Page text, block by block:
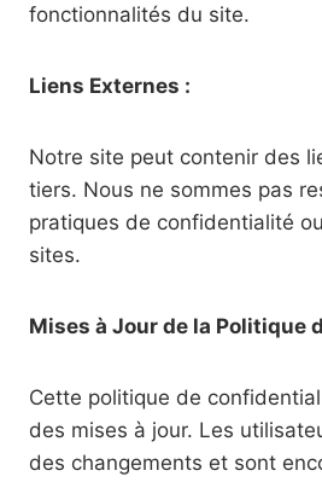
fonctionnalités du site.
Liens Externes :
Notre site peut contenir des
tiers. Nous ne sommes pas
pratiques de confidentialité
sites.
Mises à Jour de la Politique
Cette politique de
des mises à jour. Les
des changements et sont